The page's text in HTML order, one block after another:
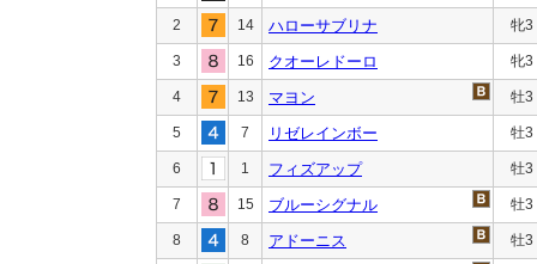
2 14 ハローサブリナ 牝3
3 16 クオーレドーロ 牝3
4 13 マヨン 牡3
5 7 リゼレインボー 牡3
6 1 フィズアップ 牡3
7 15 ブルーシグナル 牡3
8 8 アドーニス 牡3